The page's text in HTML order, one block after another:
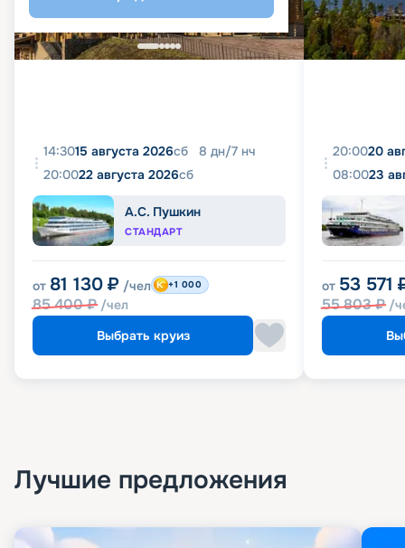
14:3015 августа 2026сб 8 дн/7 нч
20:0022 августа 2026сб
А.С. Пушкин
СТАНДАРТ
от 81 130 ₽ /чел
85 400₽ /чел
+1 000
Выбрать круиз
20:0020
08:0023
от 53 571
55 803₽ /
Лучшие предложения